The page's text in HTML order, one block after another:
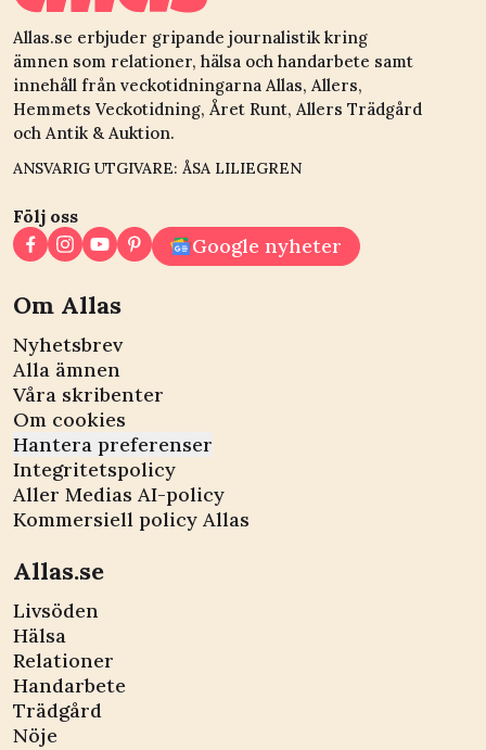
Allas.se erbjuder gripande journalistik kring
ämnen som relationer, hälsa och handarbete samt
innehåll från veckotidningarna Allas, Allers,
Hemmets Veckotidning, Året Runt, Allers Trädgård
och Antik & Auktion.
ANSVARIG UTGIVARE: ÅSA LILIEGREN
Följ oss
Google nyheter
Om Allas
Nyhetsbrev
Alla ämnen
Våra skribenter
Om cookies
Hantera preferenser
Integritetspolicy
Aller Medias AI-policy
Kommersiell policy Allas
Allas.se
Livsöden
Hälsa
Relationer
Handarbete
Trädgård
Nöje